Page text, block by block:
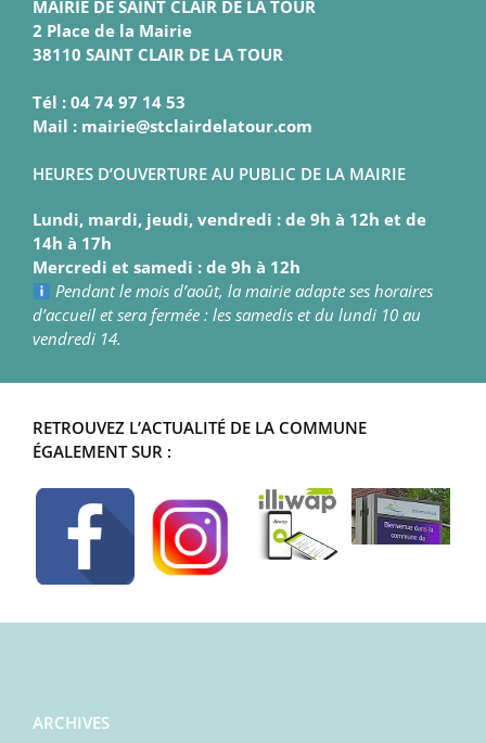
MAIRIE DE SAINT CLAIR DE LA TOUR
2 Place de la Mairie
38110 SAINT CLAIR DE LA TOUR
Tél : 04 74 97 14 53
Mail : mairie@stclairdelatour.com
HEURES D’OUVERTURE AU PUBLIC DE LA MAIRIE
Lundi, mardi, jeudi, vendredi : de 9h à 12h et de
14h à 17h
Mercredi et samedi : de 9h à 12h
Pendant le mois d’août, la mairie adapte ses horaires
d’accueil et sera fermée : les samedis et du lundi 10 au
vendredi 14.
RETROUVEZ L’ACTUALITÉ DE LA COMMUNE
ÉGALEMENT SUR :
ARCHIVES